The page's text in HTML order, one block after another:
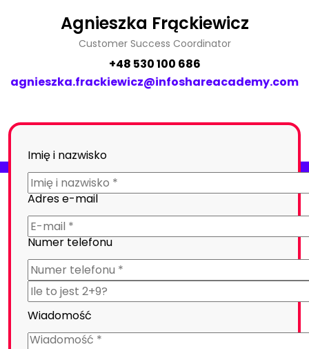
Agnieszka Frąckiewicz
Customer Success Coordinator
+48 530 100 686
agnieszka.frackiewicz@infoshareacademy.com
Imię i nazwisko
Adres e-mail
Numer telefonu
Wiadomość